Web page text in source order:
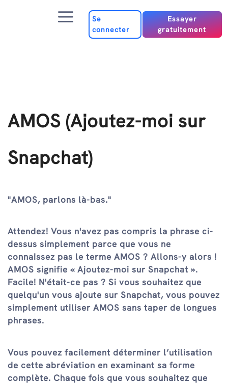
Menu
Se
connecter
Essayer
gratuitement
AMOS (Ajoutez-moi sur
Snapchat)
"AMOS, parlons là-bas."
Attendez! Vous n'avez pas compris la phrase ci-
dessus simplement parce que vous ne
connaissez pas le terme AMOS ? Allons-y alors !
AMOS signifie « Ajoutez-moi sur Snapchat ».
Facile! N'était-ce pas ? Si vous souhaitez que
quelqu'un vous ajoute sur Snapchat, vous pouvez
simplement utiliser AMOS sans taper de longues
phrases.
Vous pouvez facilement déterminer l’utilisation
de cette abréviation en examinant sa forme
complète. Chaque fois que vous souhaitez que